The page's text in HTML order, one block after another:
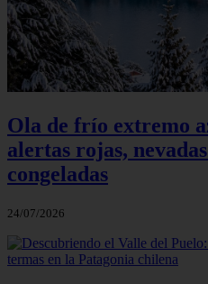
Ola de frío extremo
alertas rojas,
congeladas
24/07/2026